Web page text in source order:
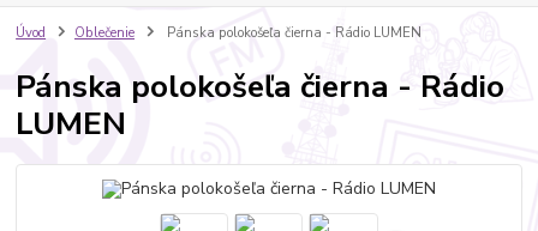
Úvod Oblečenie Pánska polokošeľa čierna - Rádio LUMEN
Pánska polokošeľa čierna - Rádio
LUMEN